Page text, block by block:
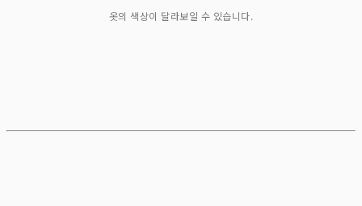
옷의 색상이 달라보일 수 있습니다.